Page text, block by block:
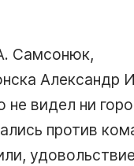
Самсонюк,
Александр
видел ни
против